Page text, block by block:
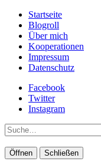
Startseite
Blogroll
Über mich
Kooperationen
Impressum
Datenschutz
Facebook
Twitter
Instagram
Suche
Öffnen Schließen